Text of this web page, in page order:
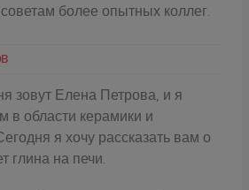
более опытных коллег.
зовут Елена Петрова, и я
в области керамики и
я хочу рассказать вам о
глина на печи.